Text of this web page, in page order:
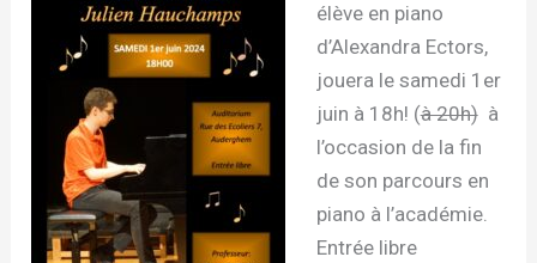
élève en piano
d’Alexandra Ectors,
jouera le samedi 1er
juin à 18h! (à 20h)à
l’occasion de la fin
de son parcours en
piano à l’académie.
Entrée libre